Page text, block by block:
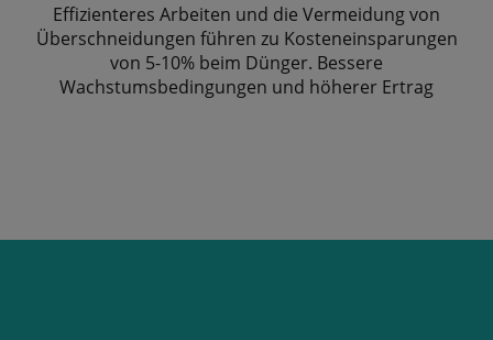
Effizienteres Arbeiten und die Vermeidung von
Überschneidungen führen zu Kosteneinsparungen
von 5-10% beim Dünger. Bessere
Wachstumsbedingungen und höherer Ertrag